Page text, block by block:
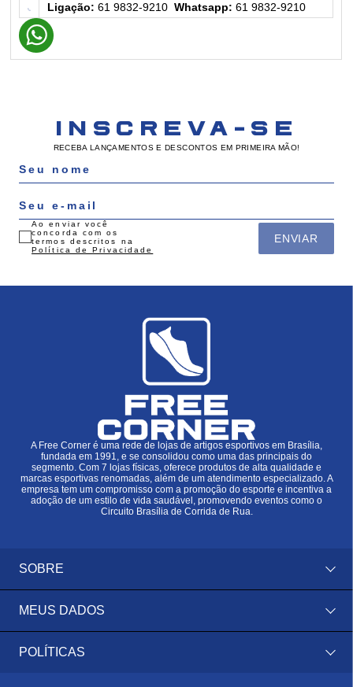
Ligação: 61 9832-9210Whatsapp: 61 9832-9210
INSCREVA-SE
RECEBA LANÇAMENTOS E DESCONTOS EM PRIMEIRA MÃO!
ENVIAR
Ao enviar você
concorda com os
termos descritos na
Política de Privacidade
A Free Corner é uma rede de lojas de artigos esportivos em Brasília,
fundada em 1991, e se consolidou como uma das principais do
segmento. Com 7 lojas físicas, oferece produtos de alta qualidade e
marcas esportivas renomadas, além de um atendimento especializado. A
empresa tem um compromisso com a promoção do esporte e incentiva a
adoção de um estilo de vida saudável, promovendo eventos como o
Circuito Brasília de Corrida de Rua.
SOBRE
MEUS DADOS
POLÍTICAS